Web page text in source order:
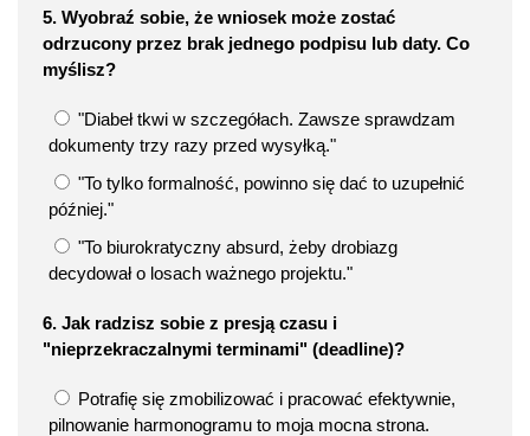
5. Wyobraź sobie, że wniosek może zostać
odrzucony przez brak jednego podpisu lub daty. Co
myślisz?
"Diabeł tkwi w szczegółach. Zawsze sprawdzam
dokumenty trzy razy przed wysyłką."
"To tylko formalność, powinno się dać to uzupełnić
później."
"To biurokratyczny absurd, żeby drobiazg
decydował o losach ważnego projektu."
6. Jak radzisz sobie z presją czasu i
"nieprzekraczalnymi terminami" (deadline)?
Potrafię się zmobilizować i pracować efektywnie,
pilnowanie harmonogramu to moja mocna strona.